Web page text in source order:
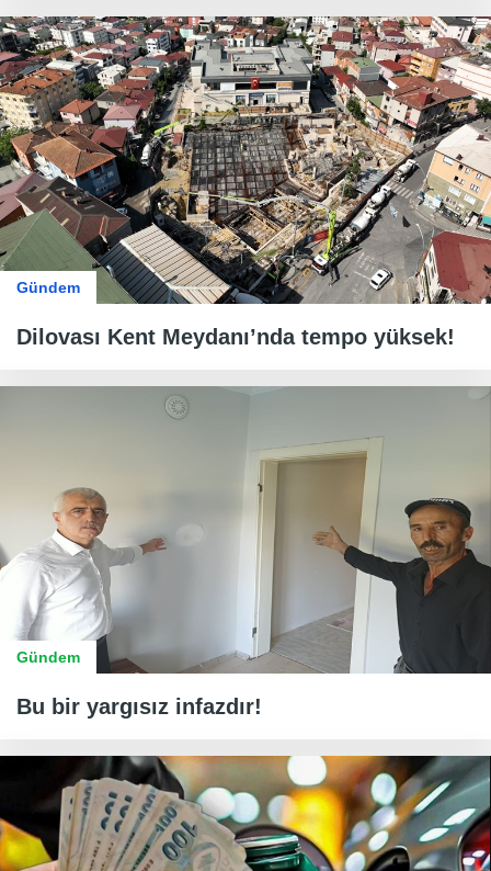
Gündem
Dilovası Kent Meydanı’nda tempo yüksek!
Gündem
Bu bir yargısız infazdır!